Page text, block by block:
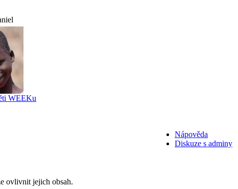
WEEKu
Nápověda
Diskuze s adminy
ovlivnit jejich obsah.